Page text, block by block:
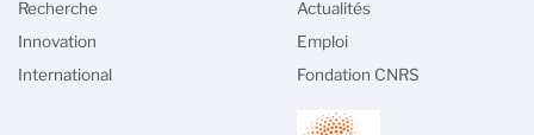
Recherche
Innovation
International
Actualités
Emploi
Fondation CNRS